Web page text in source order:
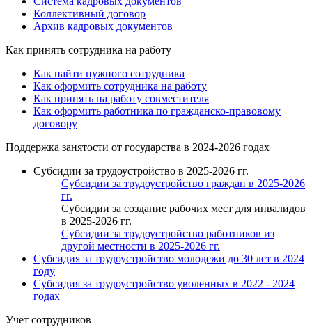
Коллективный договор
Архив кадровых документов
Как принять сотрудника на работу
Как найти нужного сотрудника
Как оформить сотрудника на работу
Как принять на работу совместителя
Как оформить работника по гражданско-правовому
договору
Поддержка занятости от государства в 2024-2026 годах
Субсидии за трудоустройство в 2025-2026 гг.
Субсидии за трудоустройство граждан в 2025-2026
гг.
Субсидии за создание рабочих мест для инвалидов
в 2025-2026 гг.
Субсидии за трудоустройство работников из
другой местности в 2025-2026 гг.
Субсидия за трудоустройство молодежи до 30 лет в 2024
году
Субсидия за трудоустройство уволенных в 2022 - 2024
годах
Учет сотрудников